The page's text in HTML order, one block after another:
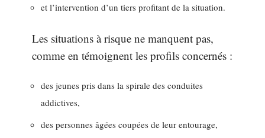
et l’intervention d’un tiers profitant de la situation.
Les situations à risque ne manquent pas,
comme en témoignent les profils concernés :
des jeunes pris dans la spirale des conduites
addictives,
des personnes âgées coupées de leur entourage,